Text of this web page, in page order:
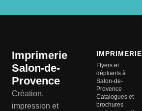
Imprimerie
Salon-de-
Provence
Création,
impression et
IMPRIMERIE
Flyers et
dépliants à
Salon-de-
Provence
Catalogues et
brochures